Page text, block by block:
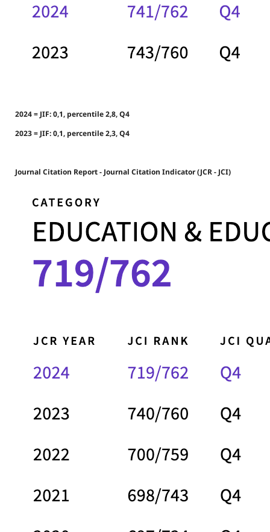
2024 = JIF: 0,1, percentile 2,8, Q4
2023 = JIF: 0,1, percentile 2,3, Q4
Journal Citation Report - Journal Citation Indicator (JCR - JCI)